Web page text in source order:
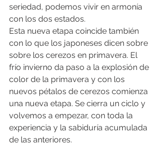
seriedad, podemos vivir en armonía
con los dos estados.
Esta nueva etapa coincide también
con lo que los japoneses dicen sobre
sobre los cerezos en primavera. El
frío invierno da paso a la explosión de
color de la primavera y con los
nuevos pétalos de cerezos comienza
una nueva etapa. Se cierra un ciclo y
volvemos a empezar, con toda la
experiencia y la sabiduría acumulada
de las anteriores.